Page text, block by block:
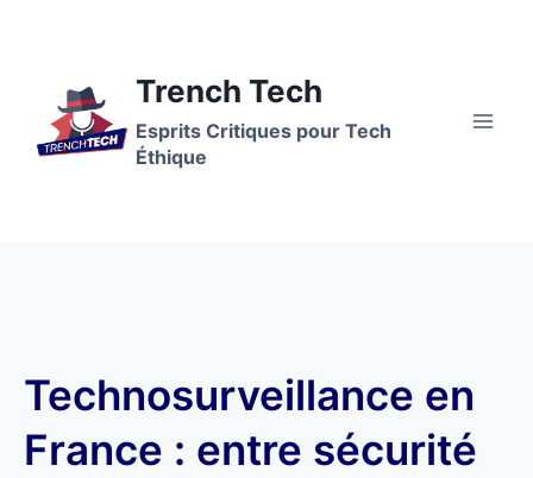
Trench Tech
Esprits Critiques pour Tech
Éthique
Technosurveillance en
France : entre sécurité